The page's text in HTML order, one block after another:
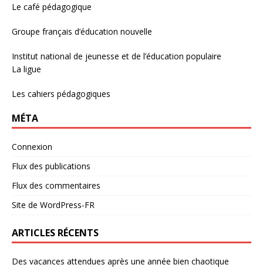
Le café pédagogique
Groupe français d’éducation nouvelle
Institut national de jeunesse et de l’éducation populaire
La ligue
Les cahiers pédagogiques
MÉTA
Connexion
Flux des publications
Flux des commentaires
Site de WordPress-FR
ARTICLES RÉCENTS
Des vacances attendues après une année bien chaotique